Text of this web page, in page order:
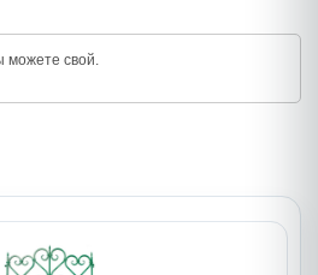
можете свой.